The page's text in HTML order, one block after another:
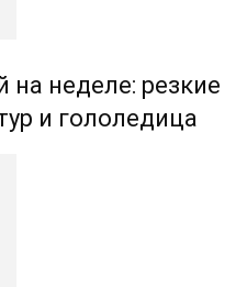
на неделе: резкие
и гололедица